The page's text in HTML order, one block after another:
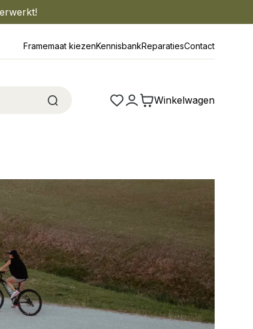
Framemaat kiezenKennisbankReparatiesContact
Winkelwagen